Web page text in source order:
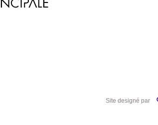
Site designé par